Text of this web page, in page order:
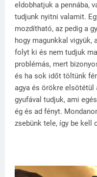
eldobhatjuk a pennába,
tudjunk nyitni valamit.
mozdítható, az pedig a
hogy magunkkal vigyük,
folyt ki és nem tudjuk
problémás, mert
és ha sok időt töltünk
agya és örökre elsötétül
gyufával tudjuk, ami
ég és ad fényt.
zsebünk tele, így be kell